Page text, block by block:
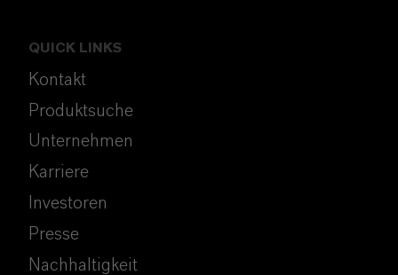
QUICK LINKS
Kontakt
Produktsuche
Unternehmen
Karriere
Investoren
Presse
Nachhaltigkeit